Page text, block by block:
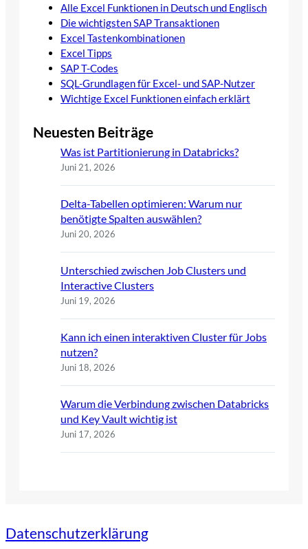
Alle Excel Funktionen in Deutsch und Englisch
Die wichtigsten SAP Transaktionen
Excel Tastenkombinationen
Excel Tipps
SAP T-Codes
SQL-Grundlagen für Excel- und SAP-Nutzer
Wichtige Excel Funktionen einfach erklärt
Neuesten Beiträge
Was ist Partitionierung in Databricks?
Juni 21, 2026
Delta-Tabellen optimieren: Warum nur
benötigte Spalten auswählen?
Juni 20, 2026
Unterschied zwischen Job Clusters und
Interactive Clusters
Juni 19, 2026
Kann ich einen interaktiven Cluster für Jobs
nutzen?
Juni 18, 2026
Warum die Verbindung zwischen Databricks
und Key Vault wichtig ist
Juni 17, 2026
Datenschutzerklärung